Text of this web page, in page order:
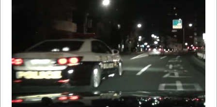
位名古屋市 4位京都市 5位川口市 日本人の不
NEW!
38歳女ですが結婚する気全くないんだよね
wwwNEW!
【九州名物】鶏刺し食べた医師、全身麻痺
へ「死んだほうが良かった」
【悲報】「果糖」が「がん転移」を促すと